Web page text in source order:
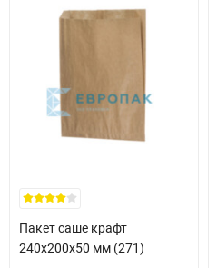
Пакет саше крафт
240x200x50 мм (271)